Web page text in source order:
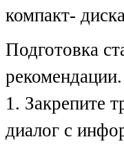
компакт-
Подготовка
1. Закрепите
диалог с